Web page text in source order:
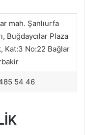
mah. Şanlıurfa
Buğdaycılar Plaza
Kat:3 No:22 Bağlar
54 46